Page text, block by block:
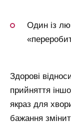
Один із
Здорові
прийняття
якраз для
бажання